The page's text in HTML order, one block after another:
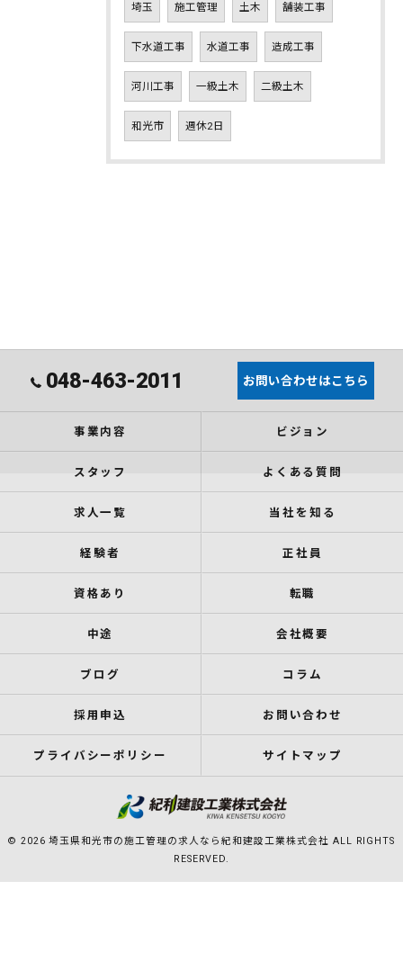
埼玉 施工管理 土木 舗装工事
下水道工事 水道工事 造成工事
河川工事 一級土木 二級土木
和光市 週休2日
048-463-2011 お問い合わせはこちら
事業内容 ビジョン
スタッフ よくある質問
求人一覧 当社を知る
経験者 正社員
資格あり 転職
中途 会社概要
ブログ コラム
採用申込 お問い合わせ
プライバシーポリシー サイトマップ
© 2026 埼玉県和光市の施工管理の求人なら紀和建設工業株式会社 ALL RIGHTS
RESERVED.